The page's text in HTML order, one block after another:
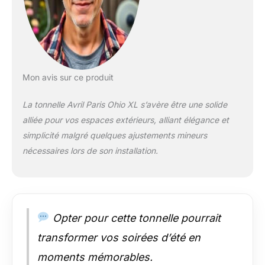
intempéries ainsi
qu'aux rayons UV.
Livrée 1 colis : 1 colis
Mon avis sur ce produit
La tonnelle Avril Paris Ohio XL s’avère être une solide
alliée pour vos espaces extérieurs, alliant élégance et
simplicité malgré quelques ajustements mineurs
nécessaires lors de son installation.
Opter pour cette tonnelle pourrait
transformer vos soirées d’été en
moments mémorables.